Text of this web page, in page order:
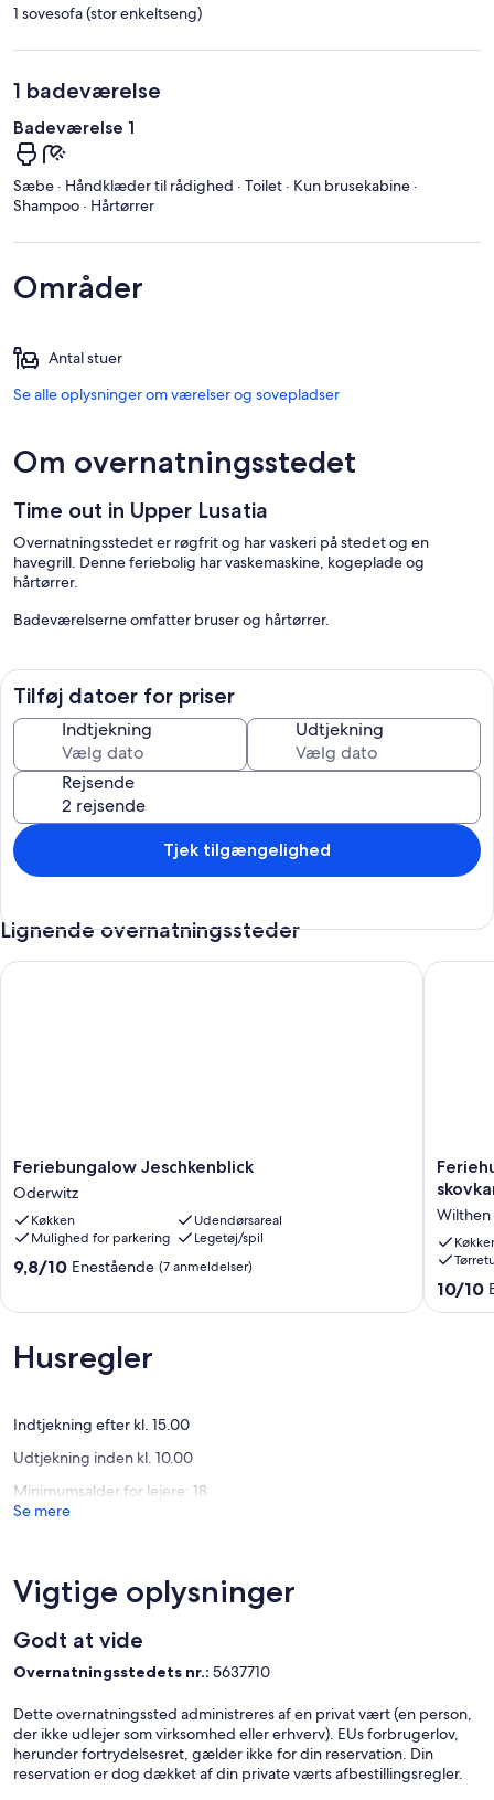
1 sovesofa (stor enkeltseng)
1 badeværelse
Badeværelse 1
Sæbe · Håndklæder til rådighed · Toilet · Kun brusekabine ·
Shampoo · Hårtørrer
Områder
Antal stuer
Se alle oplysninger om værelser og sovepladser
Om overnatningsstedet
Time out in Upper Lusatia
Overnatningsstedet er røgfrit og har vaskeri på stedet og en
havegrill. Denne feriebolig har vaskemaskine, kogeplade og
hårtørrer.
Badeværelserne omfatter bruser og hårtørrer.
Tilføj datoer for priser
Indtjekning Udtjekning
Rejsende
Tjek tilgængelighed
Lignende overnatningssteder
Feriebungalow
Jeschkenblick
Oderwitz
Feriebungalow Jeschkenblick
Oderwitz
Køkken
Udendørsareal
Mulighed for parkering
Legetøj/spil
9.8
Enestående,
(7
9,8/10 Enestående (7 anmeldelser)
Feriebungalow Jeschkenblick
Wilthen
fred,
Wilthen
10.0
ud
10/10
Husregler
Indtjekning efter kl. 15.00
Udtjekning inden kl. 10.00
Minimumsalder for lejere: 18
Se mere
Vigtige oplysninger
Godt at vide
Overnatningsstedets nr.: 5637710
Dette overnatningssted administreres af en privat vært (en person,
der ikke udlejer som virksomhed eller erhverv). EUs forbrugerlov,
herunder fortrydelsesret, gælder ikke for din reservation. Din
reservation er dog dækket af din private værts afbestillingsregler.